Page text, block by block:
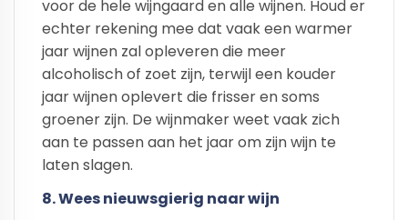
voor de hele wijngaard en alle wijnen. Houd er
echter rekening mee dat vaak een warmer
jaar wijnen zal opleveren die meer
alcoholisch of zoet zijn, terwijl een kouder
jaar wijnen oplevert die frisser en soms
groener zijn. De wijnmaker weet vaak zich
aan te passen aan het jaar om zijn wijn te
laten slagen.
8. Wees nieuwsgierig naar wijn